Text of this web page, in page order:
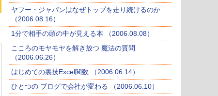
ヤフー・ジャパンはなぜトップを走り続けるのか
（2006.08.16）
1分で相手の頭の中が見える本 （2006.08.08）
こころのモヤモヤを解き放つ 魔法の質問
（2006.06.26）
はじめての裏技Excel関数 （2006.06.14）
ひとつの ブログで会社が変わる （2006.06.10）